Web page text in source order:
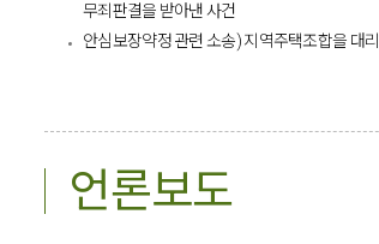
무죄판결을 받아낸 사건
안심보장약정 관련 소송) 지역주택조합을 대
언론보도